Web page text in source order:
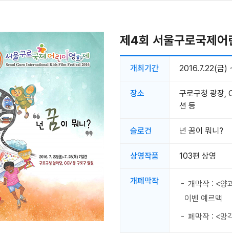
제4회 서울구로국제어
개최기간 2016.7.22(금)
장소
구로구청 광장,
션 등
슬로건 넌 꿈이 뭐니?
상영작품 103편 상영
개폐막작
개막작 : <양
이벤 예르맥
폐막작 : <망